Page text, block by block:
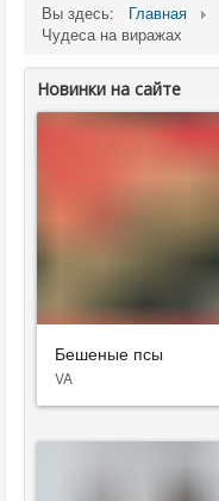
Вы здесь: Главная
Чудеса на виражах
Новинки на сайте
Бешеные псы
VA